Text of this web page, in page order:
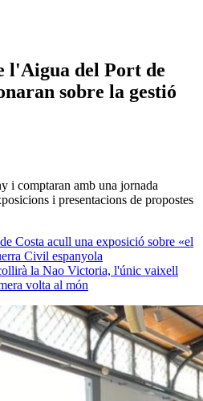
l'Aigua del Port de
sobre la gestió
i comptaran amb una jornada
i presentacions de propostes
Costa acull una exposició sobre «el
Civil espanyola
la Nao Victoria, l'únic vaixell
volta al món